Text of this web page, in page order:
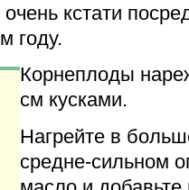
кстати
году.
Корнеплоды
см кусками.
Нагрейте в
средне-сильном